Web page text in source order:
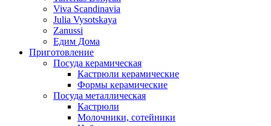
Viva Scandinavia
Julia Vysotskaya
Zanussi
Едим Дома
Приготовление
Посуда керамическая
Кастрюли керамические
Формы керамические
Посуда металлическая
Кастрюли
Молочники, сотейники